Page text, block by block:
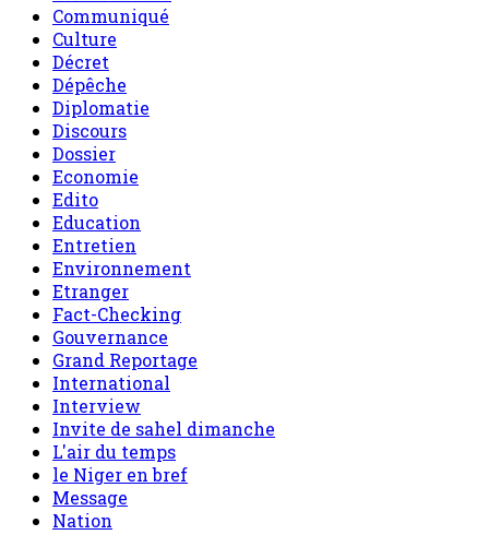
Communiqué
Culture
Décret
Dépêche
Diplomatie
Discours
Dossier
Economie
Edito
Education
Entretien
Environnement
Etranger
Fact-Checking
Gouvernance
Grand Reportage
International
Interview
Invite de sahel dimanche
L'air du temps
le Niger en bref
Message
Nation